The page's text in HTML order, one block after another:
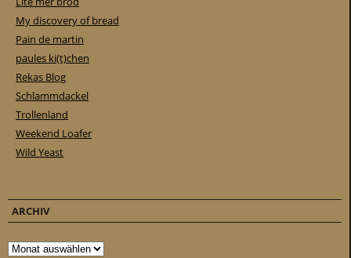
My discovery of bread
Pain de martin
paules ki(t)chen
Rekas Blog
Schlammdackel
Trollenland
Weekend Loafer
Wild Yeast
ARCHIV
Archiv